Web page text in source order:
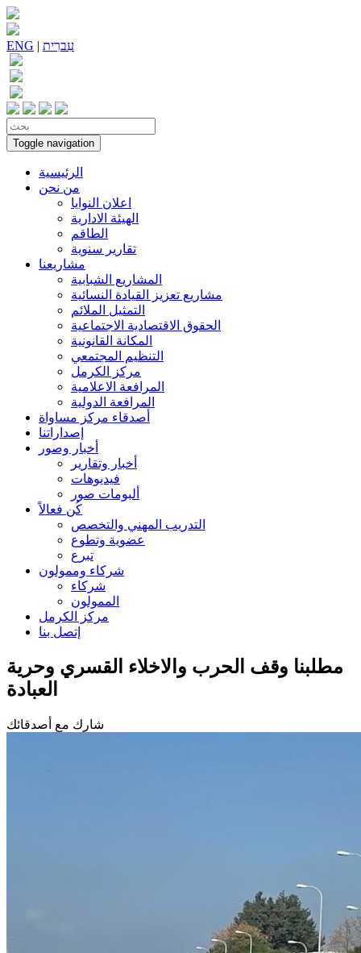
ENG | עִברִית
Toggle navigation
الرئيسية
من نحن
اعلان النوايا
الهيئة الادارية
الطاقم
تقارير سنوية
مشاريعنا
المشاريع الشبابية
مشاريع تعزيز القيادة النسائية
التمثيل الملائم
الحقوق الاقتصادية الاجتماعية
المكانة القانونية
التنظيم المجتمعي
مركز الكرمل
المرافعة الاعلامية
المرافعة الدولية
أصدقاء مركز مساواة
إصداراتنا
أخبار وصور
أخبار وتقارير
فيديوهات
ألبومات صور
كُن فعالاً
التدريب المهني والتخصص
عضوية وتطوع
تبرع
شركاء وممولون
شركاء
الممولون
مركز الكرمل
إتصل بنا
مطلبنا وقف الحرب والاخلاء القسري وحرية
العبادة
شارك مع أصدقائك